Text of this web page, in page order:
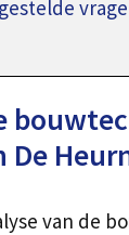
De
van de